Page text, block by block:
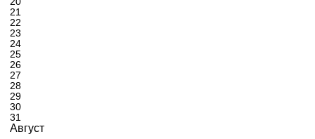
21
22
23
24
25
26
27
28
29
30
31
Август